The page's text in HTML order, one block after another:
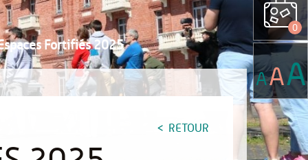
Fortifiés 2025
RETOUR
0
AAA